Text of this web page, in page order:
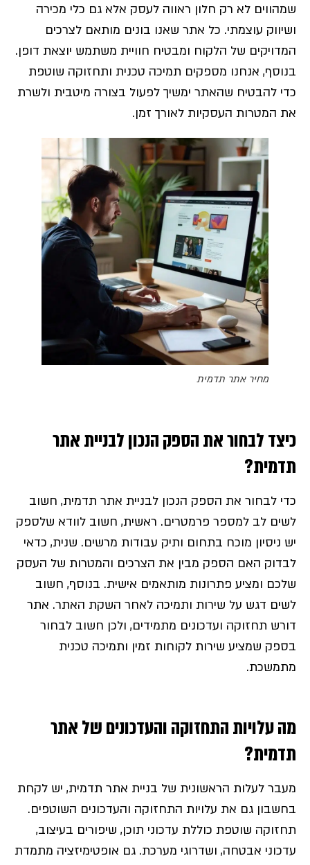
שמהווים לא רק חלון ראווה לעסק אלא גם כלי מכירה
ושיווק עוצמתי. כל אתר שאנו בונים מותאם לצרכים
המדויקים של הלקוח ומבטיח חוויית משתמש יוצאת דופן.
בנוסף, אנחנו מספקים תמיכה טכנית ותחזוקה שוטפת
כדי להבטיח שהאתר ימשיך לפעול בצורה מיטבית ולשרת
את המטרות העסקיות לאורך זמן.
מחיר אתר תדמית
כיצד לבחור את הספק הנכון לבניית אתר
תדמית?
כדי לבחור את הספק הנכון לבניית אתר תדמית, חשוב
לשים לב למספר פרמטרים. ראשית, חשוב לוודא שלספק
יש ניסיון מוכח בתחום ותיק עבודות מרשים. שנית, כדאי
לבדוק האם הספק מבין את הצרכים והמטרות של העסק
שלכם ומציע פתרונות מותאמים אישית. בנוסף, חשוב
לשים דגש על שירות ותמיכה לאחר השקת האתר. אתר
דורש תחזוקה ועדכונים מתמידים, ולכן חשוב לבחור
בספק שמציע שירות לקוחות זמין ותמיכה טכנית
מתמשכת.
מה עלויות התחזוקה והעדכונים של אתר
תדמית?
מעבר לעלות הראשונית של בניית אתר תדמית, יש לקחת
בחשבון גם את עלויות התחזוקה והעדכונים השוטפים.
תחזוקה שוטפת כוללת עדכוני תוכן, שיפורים בעיצוב,
עדכוני אבטחה, ושדרוגי מערכת. גם אופטימיזציה מתמדת